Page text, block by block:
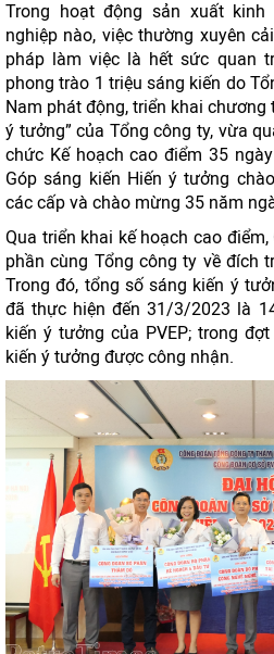
Trong hoạt động sản xuất
nghiệp nào, việc thường xuyên
pháp làm việc là hết sức quan
phong trào 1 triệu sáng kiến do
Nam phát động, triển khai chương
ý tưởng” của Tổng công ty, vừa
chức Kế hoạch cao điểm 35
Góp sáng kiến Hiến ý tưởng
các cấp và chào mừng 35 năm
Qua triển khai kế hoạch cao
phần cùng Tổng công ty về đích
Trong đó, tổng số sáng kiến ý
đã thực hiện đến 31/3/2023 là
kiến ý tưởng của PVEP; trong
kiến ý tưởng được công nhận.